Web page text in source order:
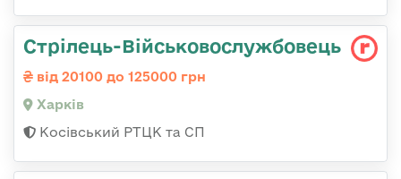
Стрілець-Військовослужбовець
від 20100 до 125000 грн
Харків
Косівський РТЦК та СП